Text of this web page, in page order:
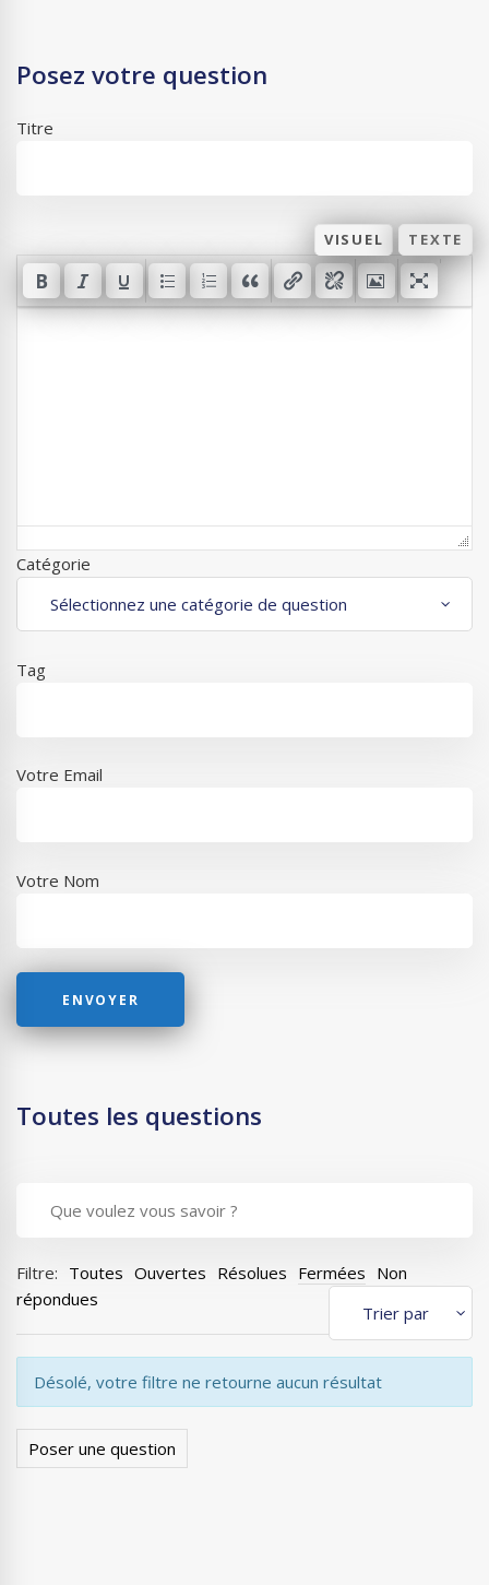
Posez votre question
Titre
VISUEL TEXTE
Catégorie
Tag
Votre Email
Votre Nom
Toutes les questions
Filtre: Toutes Ouvertes Résolues Fermées Non
répondues
Désolé, votre filtre ne retourne aucun résultat
Poser une question